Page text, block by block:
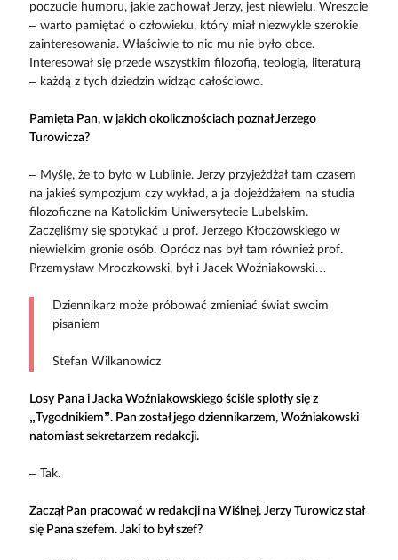
poczucie humoru, jakie zachował Jerzy, jest niewielu. Wreszcie
– warto pamiętać o człowieku, który miał niezwykle szerokie
zainteresowania. Właściwie to nic mu nie było obce.
Interesował się przede wszystkim filozofią, teologią, literaturą
– każdą z tych dziedzin widząc całościowo.
Pamięta Pan, w jakich okolicznościach poznał Jerzego
Turowicza?
– Myślę, że to było w Lublinie. Jerzy przyjeżdżał tam czasem
na jakieś sympozjum czy wykład, a ja dojeżdżałem na studia
filozoficzne na Katolickim Uniwersytecie Lubelskim.
Zaczęliśmy się spotykać u prof. Jerzego Kłoczowskiego w
niewielkim gronie osób. Oprócz nas był tam również prof.
Przemysław Mroczkowski, był i Jacek Woźniakowski…
Dziennikarz może próbować zmieniać świat swoim
pisaniem
Stefan Wilkanowicz
Losy Pana i Jacka Woźniakowskiego ściśle splotły się z
„Tygodnikiem”. Pan został jego dziennikarzem, Woźniakowski
natomiast sekretarzem redakcji.
– Tak.
Zaczął Pan pracować w redakcji na Wiślnej. Jerzy Turowicz stał
się Pana szefem. Jaki to był szef?